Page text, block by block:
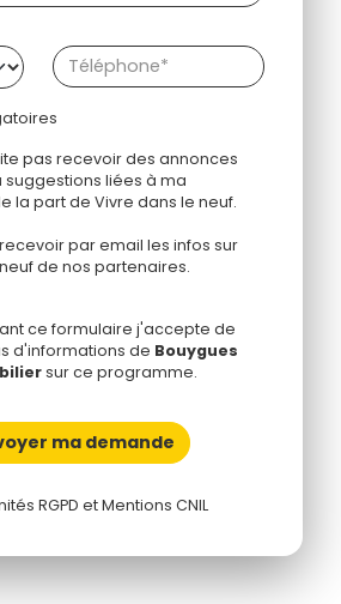
pas recevoir des annonces
suggestions liées à ma
la part de Vivre dans le neuf.
par email les infos sur
de nos partenaires.
ce formulaire j'accepte de
d'informations de Bouygues
sur ce programme.
ma demande
RGPD et Mentions CNIL